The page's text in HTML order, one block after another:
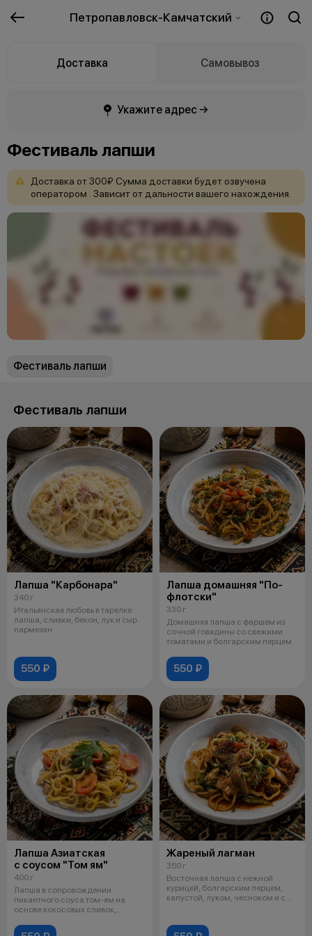
Петропавловск-Камчатский
Доставка Самовывоз
Укажите адрес →
Фестиваль лапши
Доставка от300₽ Сумма доставки будет озвучена
оператором
Зависит от дальности вашего нахождения.
Фестиваль лапши
Фестиваль лапши
Лапша "Карбонара"
340 г
Итальянская любовь в тарелке:
лапша, сливки, бекон, лук и сыр
пармезан
550 ₽
Лапша домашняя "По-
флотски"
330 г
Домашняя лапша с фаршем из
сочной говядины со свежими
томатами и болгарским перцем
550 ₽
Лапша Азиатская
с соусом "Том ям"
400 г
Лапша в сопровождении
пикантного соуса том-ям на
основе кокосовых сливок,
Жареный лагман
350 г
Восточная лапша с нежной
курицей, болгарским перцем,
капустой, луком, чесноком и с